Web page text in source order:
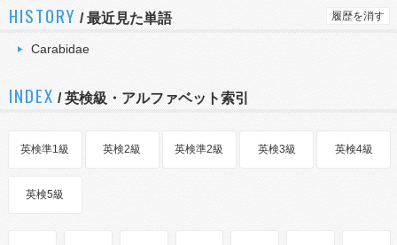
HISTORY /最近見た単語 履歴を消す
Carabidae
INDEX / 英検級・アルファベット索引
英検準1級 英検2級 英検準2級 英検3級 英検4級
英検5級